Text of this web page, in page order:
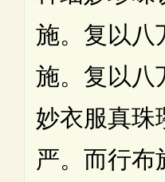
施。复以八
施。复以八
妙衣服真珠
严。而行布